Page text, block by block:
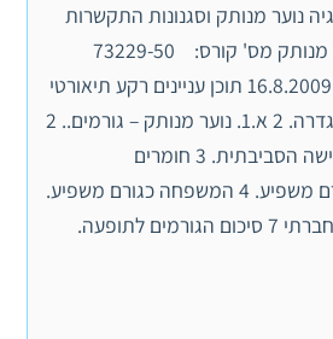
נוער מנותק וסגנונות התקשרות
סמינריון בקורס: נוער מנותק מס' קורס: 73229-50
תאריך הגשה: 16.8.2009 תוכן עניינים רקע תיאורטי
2 א. נוער מנותק – הגדרה. 2 א.1. נוער מנותק – גורמים.. 2
גיל ההתבגרות. 2 הגישה הסביבתית. 3 חומרים
פסיכו-אקטיביים כגורם משפיע. 4 המשפחה כגורם משפיע.
6 הגורם הפסיכולוגי-חברתי 7 סיכום הגורמים לתופעה.